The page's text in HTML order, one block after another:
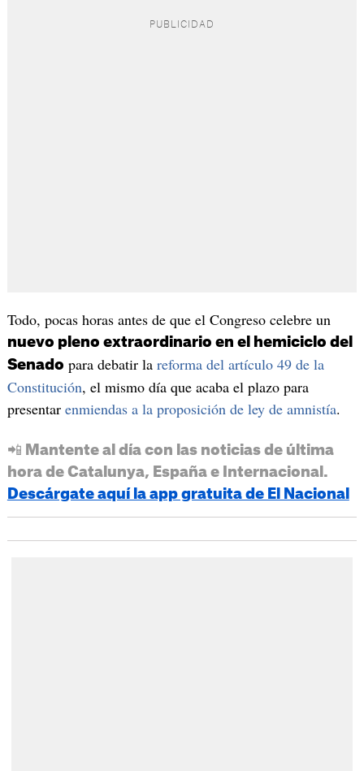
Todo, pocas horas antes de que el Congreso celebre un
nuevo pleno extraordinario en el hemiciclo del
Senado para debatir la reforma del artículo 49 de la
Constitución, el mismo día que acaba el plazo para
presentar enmiendas a la proposición de ley de amnistía.
📲 Mantente al día con las noticias de última
hora de Catalunya, España e Internacional.
Descárgate aquí la app gratuita de El Nacional